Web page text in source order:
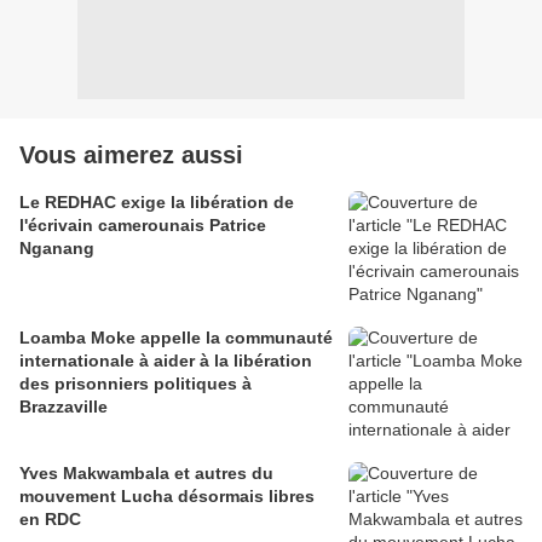
Vous aimerez aussi
Le REDHAC exige la libération de
l'écrivain camerounais Patrice
Nganang
Loamba Moke appelle la communauté
internationale à aider à la libération
des prisonniers politiques à
Brazzaville
Yves Makwambala et autres du
mouvement Lucha désormais libres
en RDC